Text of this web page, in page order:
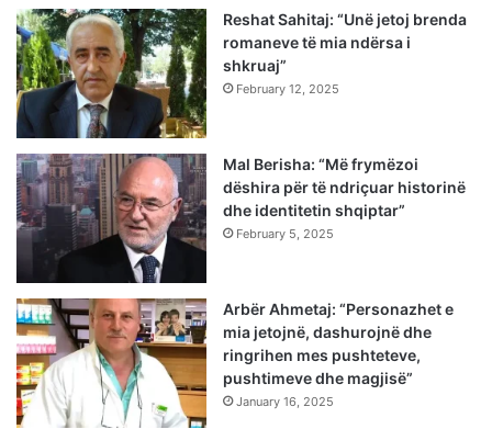
Reshat Sahitaj: “Unë jetoj brenda
romaneve të mia ndërsa i
shkruaj”
February 12, 2025
Mal Berisha: “Më frymëzoi
dëshira për të ndriçuar historinë
dhe identitetin shqiptar”
February 5, 2025
Arbër Ahmetaj: “Personazhet e
mia jetojnë, dashurojnë dhe
ringrihen mes pushteteve,
pushtimeve dhe magjisë”
January 16, 2025